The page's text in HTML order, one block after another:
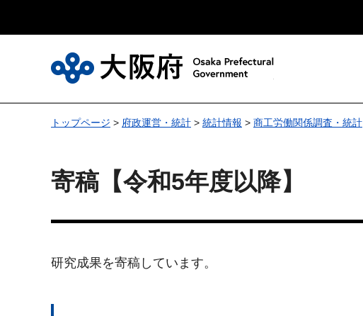
トップページ > 府政運営・統計 > 統計情報 > 商工労働関係調査・統計
寄稿【令和5年度以降】
研究成果を寄稿しています。